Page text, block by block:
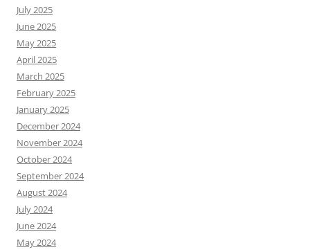
July 2025
June 2025
May 2025
April 2025
March 2025
February 2025
January 2025
December 2024
November 2024
October 2024
September 2024
August 2024
July 2024
June 2024
May 2024